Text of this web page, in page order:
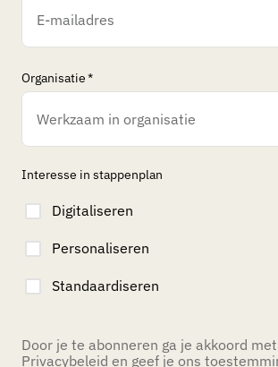
Organisatie*
Interesse in stappenplan
Digitaliseren
Personaliseren
Standaardiseren
Door je te abonneren ga je akkoord
Privacybeleid en geef je ons